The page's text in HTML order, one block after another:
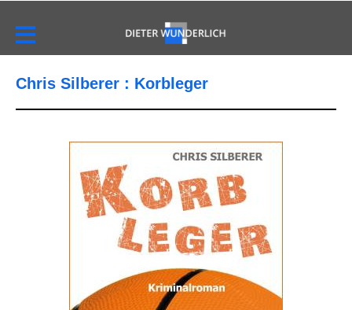
Chris Silberer : Korbleger